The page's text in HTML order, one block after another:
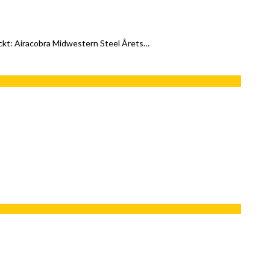
Airacobra Midwestern Steel Årets…